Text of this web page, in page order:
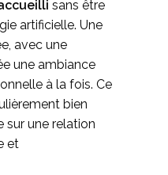
sans être
artificielle. Une
avec une
une ambiance
à la fois. Ce
bien
sur une relation
et